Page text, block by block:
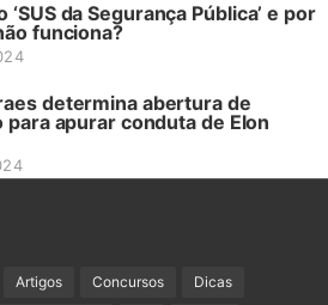
‘SUS da Segurança Pública’ e por
funciona?
determina abertura de
para apurar conduta de Elon
Artigos Concursos Dicas